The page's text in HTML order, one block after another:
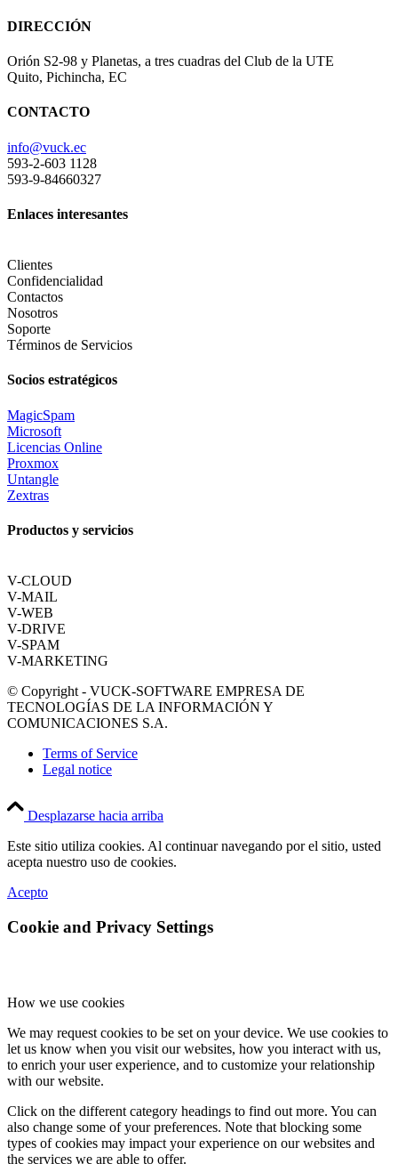
DIRECCIÓN
Orión S2-98 y Planetas, a tres cuadras del Club de la UTE
Quito, Pichincha, EC
CONTACTO
info@vuck.ec
593-2-603 1128
593-9-84660327
Enlaces interesantes
Clientes
Confidencialidad
Contactos
Nosotros
Soporte
Términos de Servicios
Socios estratégicos
MagicSpam
Microsoft
Licencias Online
Proxmox
Untangle
Zextras
Productos y servicios
V-CLOUD
V-MAIL
V-WEB
V-DRIVE
V-SPAM
V-MARKETING
© Copyright - VUCK-SOFTWARE EMPRESA DE
TECNOLOGÍAS DE LA INFORMACIÓN Y
COMUNICACIONES S.A.
Terms of Service
Legal notice
Desplazarse hacia arriba
Este sitio utiliza cookies. Al continuar navegando por el sitio, usted
acepta nuestro uso de cookies.
Acepto
Cookie and Privacy Settings
How we use cookies
We may request cookies to be set on your device. We use cookies to
let us know when you visit our websites, how you interact with us,
to enrich your user experience, and to customize your relationship
with our website.
Click on the different category headings to find out more. You can
also change some of your preferences. Note that blocking some
types of cookies may impact your experience on our websites and
the services we are able to offer.